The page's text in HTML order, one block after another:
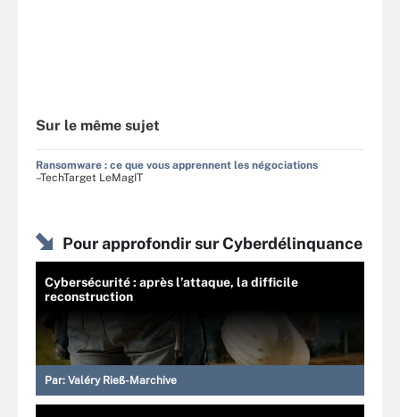
Sur le même sujet
Ransomware : ce que vous apprennent les négociations
–TechTarget LeMagIT
Pour approfondir sur Cyberdélinquance
Cybersécurité : après l’attaque, la difficile
reconstruction
Par: Valéry Rieß-Marchive